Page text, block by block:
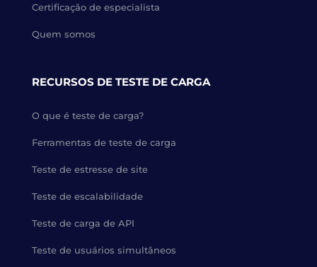
Certificação de especialista
Quem somos
RECURSOS DE TESTE DE CARGA
O que é teste de carga?
Ferramentas de teste de carga
Teste de estresse de site
Teste de escalabilidade
Teste de carga de API
Teste de usuários simultâneos